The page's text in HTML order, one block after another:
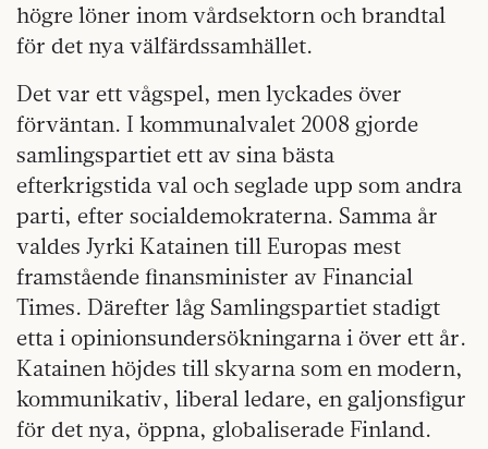
högre löner inom vårdsektorn och brandtal
för det nya välfärdssamhället.
Det var ett vågspel, men lyckades över
förväntan. I kommunalvalet 2008 gjorde
samlingspartiet ett av sina bästa
efterkrigstida val och seglade upp som andra
parti, efter socialdemokraterna. Samma år
valdes Jyrki Katainen till Europas mest
framstående finansminister av Financial
Times. Därefter låg Samlingspartiet stadigt
etta i opinionsundersökningarna i över ett år.
Katainen höjdes till skyarna som en modern,
kommunikativ, liberal ledare, en galjonsfigur
för det nya, öppna, globaliserade Finland.